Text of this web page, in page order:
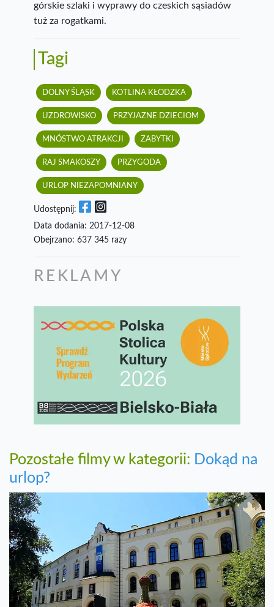
górskie szlaki i wyprawy do czeskich sąsiadów
tuż za rogatkami.
Tagi
DOLNY ŚLĄSK KOTLINA KŁODZKA
UZDROWISKO PRZYJAZNE DZIECIOM
MNÓSTWO ATRAKCJI ZABYTKI
RAJ SMAKOSZY PRZYGODA
URLOP NIEZAPOMNIANY
Udostępnij:
Data dodania: 2017-12-08
Obejrzano: 637 345 razy
REKLAMY
Pozostałe filmy w kategorii: Dokąd na
urlop?